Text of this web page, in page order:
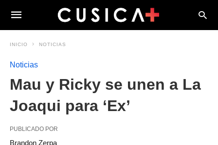
INICIO NOTICIAS
Noticias
Mau y Ricky se unen a La
Joaqui para ‘Ex’
PUBLICADO POR
Brandon Zerpa